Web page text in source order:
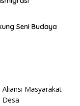
Seni Budaya